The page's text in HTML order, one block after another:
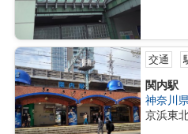
交通
関内駅
神奈川
京浜東